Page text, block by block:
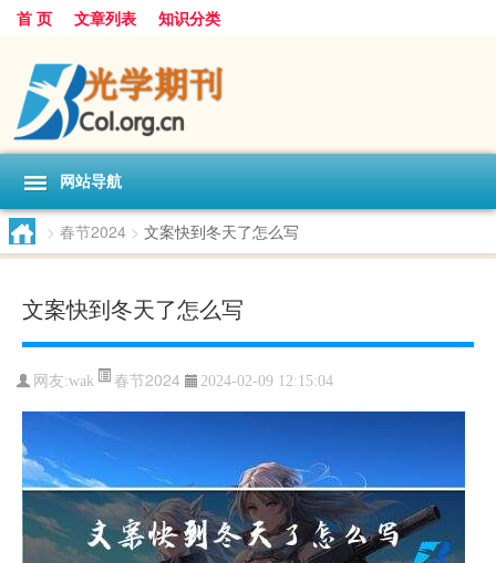
首 页 文章列表 知识分类
网站导航
> 春节2024 > 文案快到冬天了怎么写
文案快到冬天了怎么写
网友:wak 春节2024 2024-02-09 12:15:04